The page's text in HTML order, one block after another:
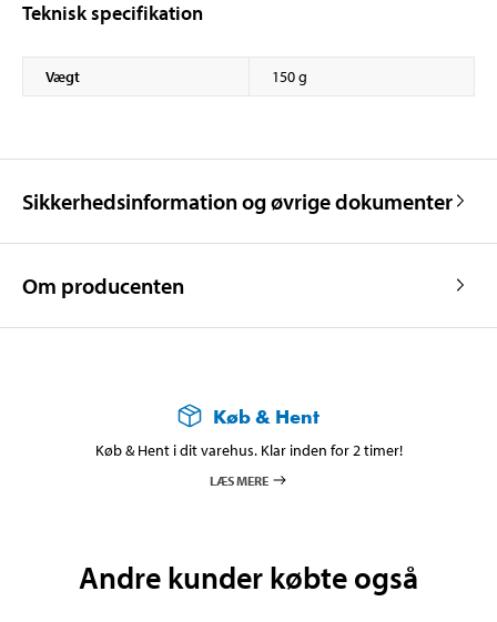
Teknisk specifikation
Vægt 150 g
Sikkerhedsinformation og øvrige dokumenter
Om producenten
Køb & Hent
Køb & Hent i dit varehus. Klar inden for 2 timer!
LÆS MERE
Andre kunder købte også